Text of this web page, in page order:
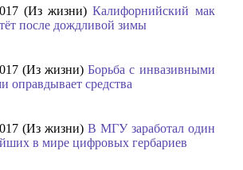
(Из жизни)Калифорнийский мак
после дождливой зимы
(Из жизни)Борьба с инвазивными
оправдывает средства
(Из жизни) В МГУ заработал один
в мире цифровых гербариев